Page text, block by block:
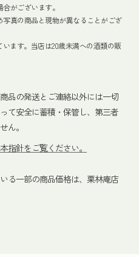
がございます。
真の商品と現物が異なることがござ
ます。当店は20歳未満への酒類の販
品の発送とご連絡以外には一切
て安全に蓄積・保管し、第三者
ん。
指針をご覧ください。
る一部の商品価格は、栗林庵店